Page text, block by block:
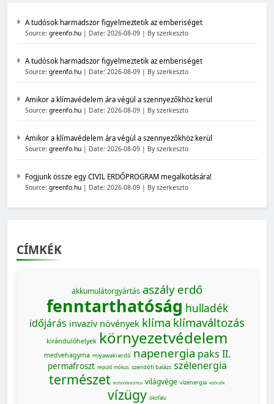
A tudósok harmadszor figyelmeztetik az emberiséget
Source: greenfo.hu Date: 2026-08-09 By szerkeszto
A tudósok harmadszor figyelmeztetik az emberiséget
Source: greenfo.hu Date: 2026-08-09 By szerkeszto
Amikor a klímavédelem ára végül a szennyezőkhöz kerül
Source: greenfo.hu Date: 2026-08-09 By szerkeszto
Amikor a klímavédelem ára végül a szennyezőkhöz kerül
Source: greenfo.hu Date: 2026-08-09 By szerkeszto
Fogjunk össze egy CIVIL ERDŐPROGRAM megalkotására!
Source: greenfo.hu Date: 2026-08-09 By szerkeszto
CÍMKÉK
akkumulátorgyártás aszály erdő
fenntarthatóság hulladék
időjárás invazív növények klíma klímaváltozás
kirándulóhelyek környezetvédelem
medvehagyma miyawaki erdő napenergia paks II.
permafroszt repülő mókus szendőfi balázs szélenergia
természet technofasizmus világvége vízenergia vízőrzők
vízügy ökofalu